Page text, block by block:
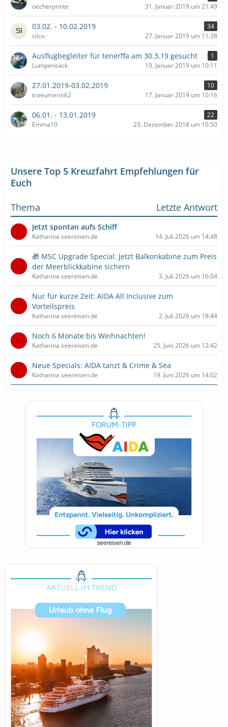
oecherprinte
31. Januar 2019 um 21:49
03.02. - 10.02.2019
34
silco
27. Januar 2019 um 11:38
Ausflugbegleiter für tenerffa am 30.3.19 gesucht
1
Lumpensack
19. Januar 2019 um 10:11
27.01.2019-03.02.2019
10
traeumerin62
17. Januar 2019 um 10:16
06.01. - 13.01.2019
22
Emma10
23. Dezember 2018 um 10:50
Unsere Top 5 Kreuzfahrt Empfehlungen für
Euch
Thema
Letzte Antwort
Jetzt spontan aufs Schiff
Katharina seereisen.de 14. Juli 2026 um 14:48
🎁 MSC Upgrade Special: Jetzt Balkonkabine zum Preis
der Meerblickkabine sichern
Katharina seereisen.de 3. Juli 2026 um 16:04
Nur für kurze Zeit: AIDA All Inclusive zum
Vorteilspreis
Katharina seereisen.de 2. Juli 2026 um 18:44
Noch 6 Monate bis Weihnachten!
Katharina seereisen.de 25. Juni 2026 um 12:42
Neue Specials: AIDA tanzt & Crime & Sea
Katharina seereisen.de 19. Juni 2026 um 14:02